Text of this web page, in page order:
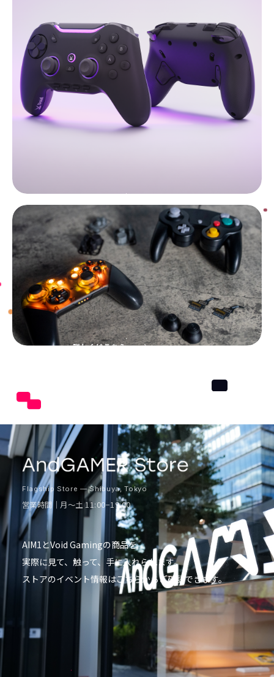
詳しくはこちら
Flagship Store — Shibuya, Tokyo
営業時間｜月〜土 11:00−19:00
AIM1とVoid Gamingの商品を
実際に見て、触って、手に入れられます。
ストアのイベント情報はこちらからご確認できます。